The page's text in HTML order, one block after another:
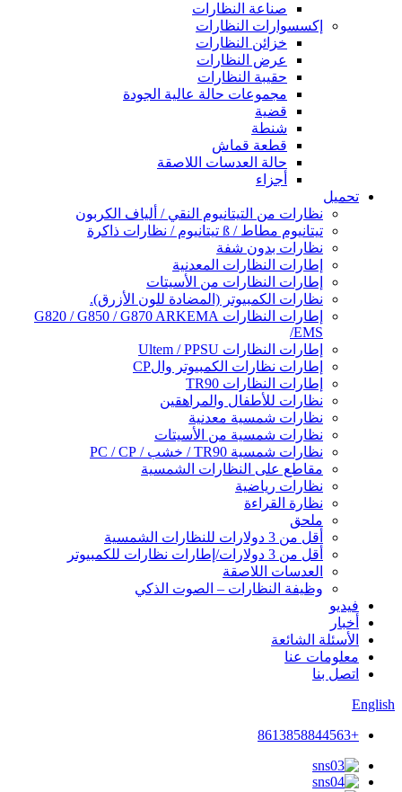
صناعة النظارات
إكسسوارات النظارات
خزائن النظارات
عرض النظارات
حقيبة النظارات
مجموعات حالة عالية الجودة
قضية
شنطة
قطعة قماش
حالة العدسات اللاصقة
أجزاء
تحميل
نظارات من التيتانيوم النقي / ألياف الكربون
تيتانيوم مطاط / ß تيتانيوم / نظارات ذاكرة
نظارات بدون شفة
إطارات النظارات المعدنية
إطارات النظارات من الأسيتات
نظارات الكمبيوتر (المضادة للون الأزرق).
إطارات النظارات G820 / G850 / G870 ARKEMA
/EMS
إطارات النظارات Ultem / PPSU
إطارات نظارات الكمبيوتر والCP
إطارات النظارات TR90
نظارات للأطفال والمراهقين
نظارات شمسية معدنية
نظارات شمسية من الأسيتات
نظارات شمسية TR90 / خشب / PC / CP
مقاطع على النظارات الشمسية
نظارات رياضية
نظارة القراءة
ملحق
أقل من 3 دولارات للنظارات الشمسية
أقل من 3 دولارات/إطارات نظارات للكمبيوتر
العدسات اللاصقة
وظيفة النظارات – الصوت الذكي
فيديو
أخبار
الأسئلة الشائعة
معلومات عنا
اتصل بنا
English
+8613858844563